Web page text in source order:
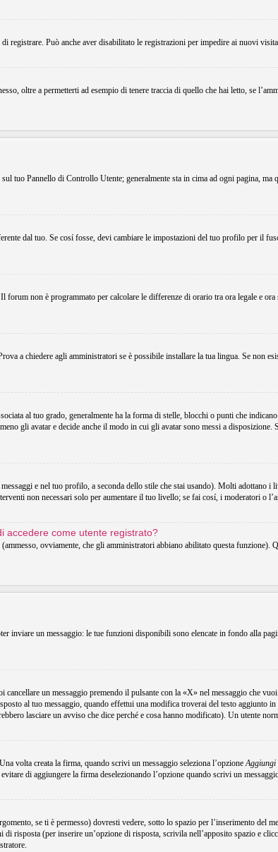
Può anche aver disabilitato le registrazioni per impedire ai nuovi
oltre a permetterti ad esempio di tenere traccia di quello che hai letto, se
tuo Pannello di Controllo Utente; generalmente sta in cima ad ogni pagina,
dal tuo. Se cosí fosse, devi cambiare le impostazioni del tuo profilo per il
non è programmato per calcolare le differenze di orario tra ora legale e
a chiedere agli amministratori se è possibile installare la tua lingua. Se non
al tuo grado, generalmente ha la forma di stelle, blocchi o punti che
gli avatar e decide anche il modo in cui gli avatar sono messi a disposizione.
e nel tuo profilo, a seconda dello stile che stai usando). Molti adottano
non necessari solo per aumentare il tuo livello; se fai cosí, i moderatori o
accedere come utente registrato?
ovviamente, che gli amministratori abbiano abilitato questa funzione).
un messaggio: le tue funzioni disponibili sono elencate in fondo alla
un messaggio premendo il pulsante con la «X» nel messaggio che
al tuo messaggio, quando effettui una modifica troverai del testo aggiunto
lasciare un avviso che dice perché e cosa hanno modificato). Un utente
volta creata la firma, quando scrivi un messaggio seleziona l’opzione
di aggiungere la firma deselezionando l’opzione quando scrivi un
se ti è permesso) dovresti vedere, sotto lo spazio per l’inserimento del
risposta (per inserire un’opzione di risposta, scrivila nell’apposito spazio e